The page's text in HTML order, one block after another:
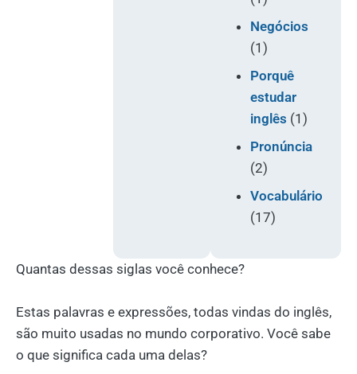
Quantas dessas siglas você conhece?
Estas palavras e expressões, todas vindas do inglês,
são muito usadas no mundo corporativo. Você sabe
o que significa cada uma delas?
Negócios
(1)
Porquê
estudar
inglês (1)
Pronúncia
(2)
Vocabulário
(17)